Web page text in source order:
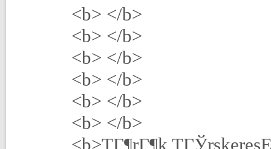
<b> </b>
<b> </b>
<b> </b>
<b> </b>
<b> </b>
<b> </b>
<b>TГ¶rГ¶k